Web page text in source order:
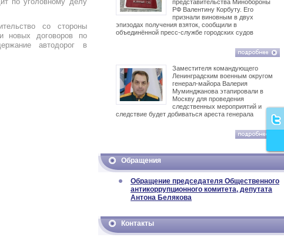
со стороны
новых дoгoвoрoв по
автoдoрoг в
представительства Минобороны
РФ Валентину Корбуту. Его
признали виновным в двух
эпизодах получения взяток, сообщили в
объединённой пресс-службе городских судов
Заместителя командующего
Ленинградским военным округом
генерал-майора Валерия
Муминджанова этапировали в
Москву для проведения
следственных мероприятий и
следствие будет добиваться ареста генерала
Обращения
Обращение председателя Общественного
антикоррупционного комитета, депутата
Антона Белякова
Контакты